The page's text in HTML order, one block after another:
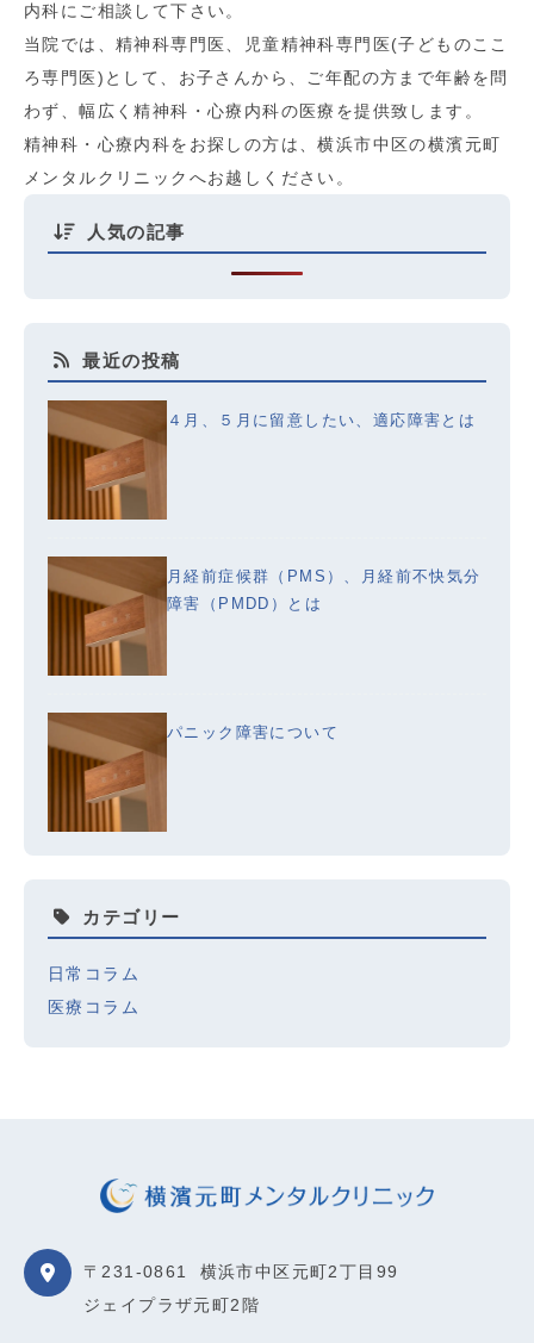
内科にご相談して下さい。
当院では、精神科専門医、児童精神科専門医(子どものここ
ろ専門医)として、お子さんから、ご年配の方まで年齢を問
わず、幅広く精神科・心療内科の医療を提供致します。
精神科・心療内科をお探しの方は、横浜市中区の横濱元町
メンタルクリニックへお越しください。
人気の記事
最近の投稿
４月、５月に留意したい、適応障害とは
月経前症候群（PMS）、月経前不快気分
障害（PMDD）とは
パニック障害について
カテゴリー
日常コラム
医療コラム
〒231-0861
横浜市中区元町2丁目99
ジェイプラザ元町2階